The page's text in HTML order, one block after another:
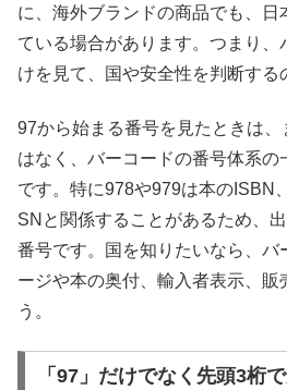
に、海外ブランドの商品でも、日
ている場合があります。つまり
けを見て、国や安全性を判断する
97から始まる番号を見たときは
はなく、バーコードの番号体系の
です。特に978や979は本のISBN
SNと関係することがあるため、
番号です。国を知りたいなら、バ
ージや本の奥付、輸入者表示、販
う。
「97」だけでなく先頭3桁